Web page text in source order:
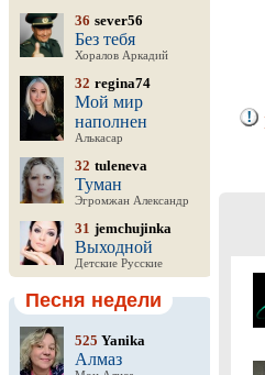
36 sever56
Без тебя
Хоралов Аркадий
32 regina74
Мой мир
наполнен
Алькасар
32 tuleneva
Туман
Эгромжан Александр
31 jemchujinka
Выходной
Детские Русские
Песня недели
525 Yanika
Алмаз